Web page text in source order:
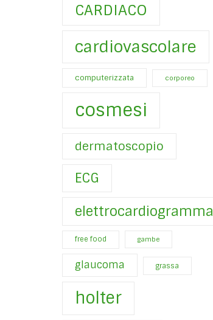
CARDIACO
cardiovascolare
computerizzata corporeo
cosmesi
dermatoscopio
ECG
elettrocardiogramma
free food gambe
glaucoma grassa
holter